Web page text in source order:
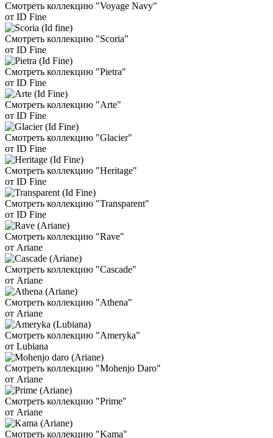
Смотреть коллекцию "Voyage Navy"
от ID Fine
Смотреть коллекцию "Scoria"
от ID Fine
Смотреть коллекцию "Pietra"
от ID Fine
Смотреть коллекцию "Arte"
от ID Fine
Смотреть коллекцию "Glacier"
от ID Fine
Смотреть коллекцию "Heritage"
от ID Fine
Смотреть коллекцию "Transparent"
от ID Fine
Смотреть коллекцию "Rave"
от Ariane
Смотреть коллекцию "Cascade"
от Ariane
Смотреть коллекцию "Athena"
от Ariane
Смотреть коллекцию "Ameryka"
от Lubiana
Смотреть коллекцию "Mohenjo Daro"
от Ariane
Смотреть коллекцию "Prime"
от Ariane
Смотреть коллекцию "Kama"